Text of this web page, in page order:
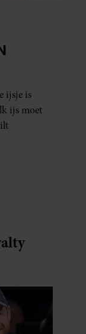
ijsje is
ijs moet